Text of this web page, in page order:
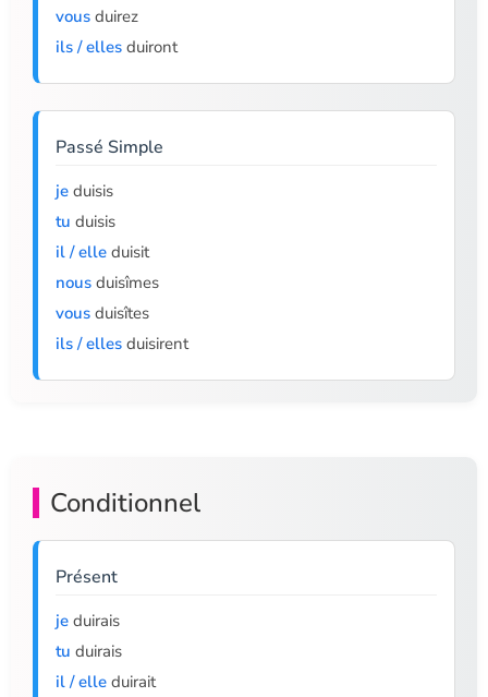
vous duirez
ils / elles duiront
Passé Simple
je duisis
tu duisis
il / elle duisit
nous duisîmes
vous duisîtes
ils / elles duisirent
Conditionnel
Présent
je duirais
tu duirais
il / elle duirait